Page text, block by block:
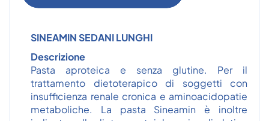
SINEAMIN SEDANI LUNGHI
Descrizione
Pasta aproteica e senza glutine. Per il
trattamento dietoterapico di soggetti con
insufficienza renale cronica e aminoacidopatie
metaboliche. La pasta Sineamin è inoltre